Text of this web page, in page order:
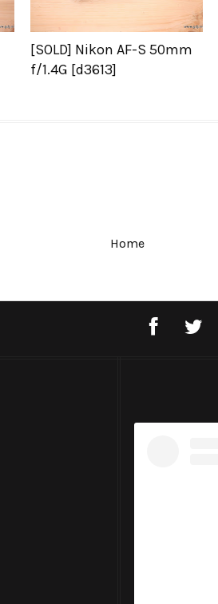
[SOLD] Nikon AF-S 50mm
f/1.4G [d3613]
Home